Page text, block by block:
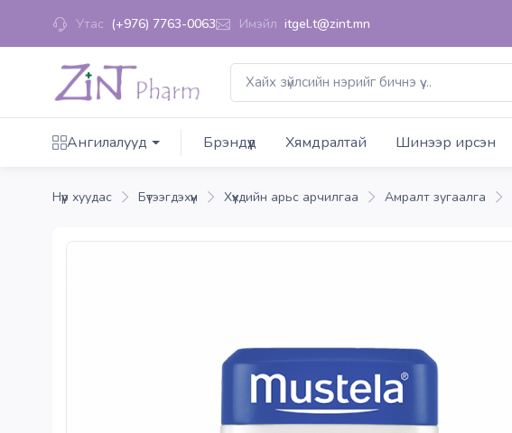
Утас (+976) 7763-0063 Имэйл itgel.t@zint.mn
Ангилалууд Брэндүүд Хямдралтай Шинээр ирсэн
Нүүр хуудас Бүтээгдэхүүн Хүүхдийн арьс арчилгаа Амралт зугаалга